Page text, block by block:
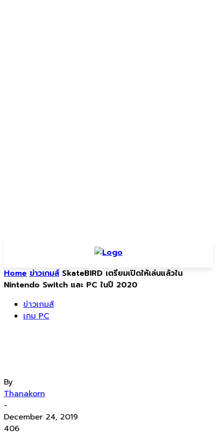
Home ข่าวเกมส์ SkateBIRD เตรียมเปิดให้เล่นแล้วใน
Nintendo Switch และ PC ในปี 2020
ข่าวเกมส์
เกม PC
By
Thanakorn
-
December 24, 2019
406